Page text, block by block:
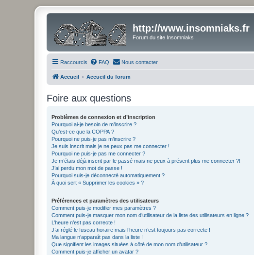
http://www.insomniaks.fr
Forum du site Insomniaks
Raccourcis FAQ Nous contacter
Accueil Accueil du forum
Foire aux questions
Problèmes de connexion et d’inscription
Pourquoi ai-je besoin de m’inscrire ?
Qu’est-ce que la COPPA ?
Pourquoi ne puis-je pas m’inscrire ?
Je suis inscrit mais je ne peux pas me connecter !
Pourquoi ne puis-je pas me connecter ?
Je m’étais déjà inscrit par le passé mais ne peux à présent plus me connecter ?!
J’ai perdu mon mot de passe !
Pourquoi suis-je déconnecté automatiquement ?
À quoi sert « Supprimer les cookies » ?
Préférences et paramètres des utilisateurs
Comment puis-je modifier mes paramètres ?
Comment puis-je masquer mon nom d’utilisateur de la liste des utilisateurs en ligne ?
L’heure n’est pas correcte !
J’ai réglé le fuseau horaire mais l’heure n’est toujours pas correcte !
Ma langue n’apparaît pas dans la liste !
Que signifient les images situées à côté de mon nom d’utilisateur ?
Comment puis-je afficher un avatar ?